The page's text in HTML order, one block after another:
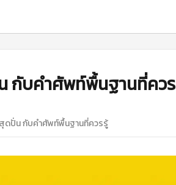
กับคำศัพท์พื้นฐานที่ควร
ดปั่น กับคำศัพท์พื้นฐานที่ควรรู้